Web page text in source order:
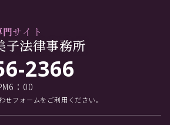
2366
：00
フォームをご利用ください。